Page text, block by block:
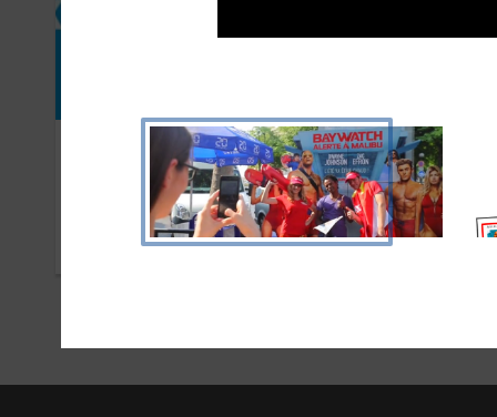
Animal Expo
OCTOBRE 2015